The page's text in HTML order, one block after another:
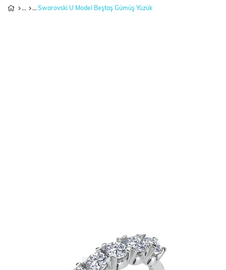
Swarovski U Model Beştaş Gümüş Yüzük